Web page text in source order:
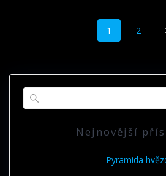
PříspěvekStránka
1 2
Nejnovější
Pyramida